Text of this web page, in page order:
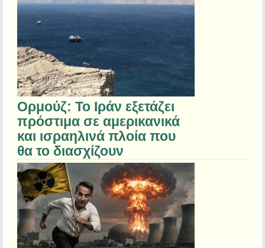
Ορμούζ: Το Ιράν εξετάζει
πρόστιμα σε αμερικανικά
και ισραηλινά πλοία που
θα το διασχίζουν